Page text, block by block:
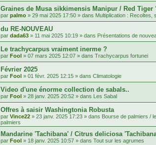
Graines de Musa sikkimensis Manipur / Red Tiger
par palmo » 29 mai 2025 17:50 » dans Multiplication : Recoltes,
du RE-NOUVEAU
par dada63 » 11 mai 2025 10:19 » dans Présentations de
Le trachycarpus vraiment inerme ?
par Fool » 07 mars 2025 12:07 » dans Trachycarpus fortunei
Février 2025
par Fool » 01 févr. 2025 12:15 » dans Climatologie
Video d'une énorme collection de sabals..
par Fool » 28 janv. 2025 20:52 » dans Les Sabal
Offres à saisir Washingtonia Robusta
par Vince22 » 23 janv. 2025 17:23 » dans Bourse de palmiers /
palmiers
Mandarine 'Tachibana' / Citrus deliciosa
par Fool » 18 janv. 2025 10:57 » dans Tout sur les agrumes